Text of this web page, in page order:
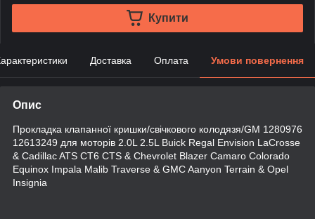
Купити
Доставка Оплата Умови повернення
Опис
Прокладка клапанної кришки/свічкового колодязя/GM 1280976
12613249 для моторів 2.0L 2.5L Buick Regal Envision LaCrosse
& Cadillac ATS CT6 CTS & Chevrolet Blazer Camaro Colorado
Equinox Impala Malib Traverse & GMC Aanyon Terrain & Opel
Insignia